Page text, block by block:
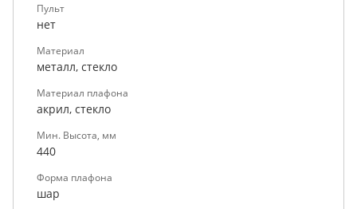
Пульт
нет
Материал
металл, стекло
Материал плафона
акрил, стекло
Мин. Высота, мм
440
Форма плафона
шар